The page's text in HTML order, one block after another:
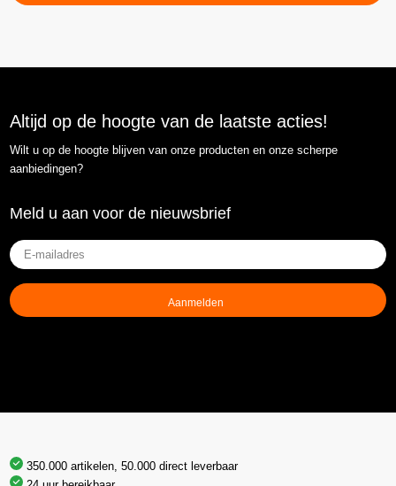
Altijd op de hoogte van de laatste acties!
Wilt u op de hoogte blijven van onze producten en onze scherpe
aanbiedingen?
Meld u aan voor de nieuwsbrief
E-
mailadres
(Vereist)
350.000 artikelen, 50.000 direct leverbaar